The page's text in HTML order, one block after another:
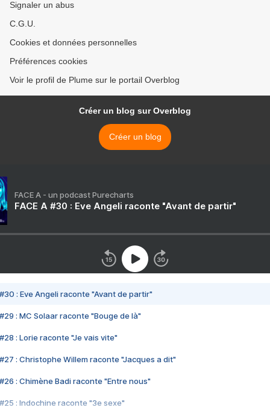
Signaler un abus
C.G.U.
Cookies et données personnelles
Préférences cookies
Voir le profil de Plume sur le portail Overblog
Créer un blog sur Overblog
Créer un blog
FACE A - un podcast Purecharts
FACE A #30 : Eve Angeli raconte "Avant de partir"
#30 : Eve Angeli raconte "Avant de partir"
#29 : MC Solaar raconte "Bouge de là"
#28 : Lorie raconte "Je vais vite"
#27 : Christophe Willem raconte "Jacques a dit"
#26 : Chimène Badi raconte "Entre nous"
#25 : Indochine raconte "3e sexe"